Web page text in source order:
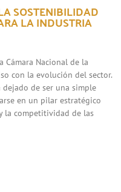
SOSTENIBILIDAD
LA INDUSTRIA
Cámara Nacional de la
con la evolución del sector.
de ser una simple
en un pilar estratégico
la competitividad de las